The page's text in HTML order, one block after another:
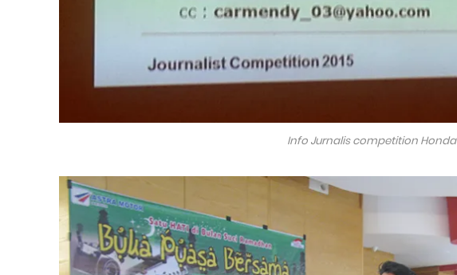
Info Jurnalis competition Honda